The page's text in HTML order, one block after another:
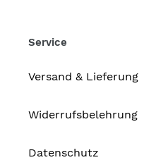
Service
Versand & Lieferung
Widerrufsbelehrung
Datenschutz